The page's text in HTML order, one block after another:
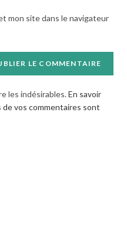
mon site dans le navigateur
les indésirables.En savoir
vos commentaires sont